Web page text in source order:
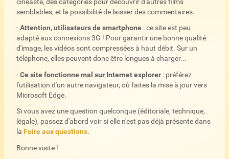
semblables, et la possibilité de laisser des commentaires.
-Attention, utilisateurs de smartphone : ce site est peu
adapté aux connexions 3G ! Pour garantir une bonne qualité
d'image, les vidéos sont compressées à haut débit. Sur un
téléphone, elles peuvent donc être longues à charger...
-Ce site fonctionne mal sur Internet explorer : préférez
l'utilisation d'un autre navigateur, où faites la mise à jour vers
Microsoft Edge.
Si vous avez une question quelconque (éditoriale, technique,
légale), passez d'abord voir si elle n'est pas déjà présente dans
la Foire aux questions.
Bonne visite !